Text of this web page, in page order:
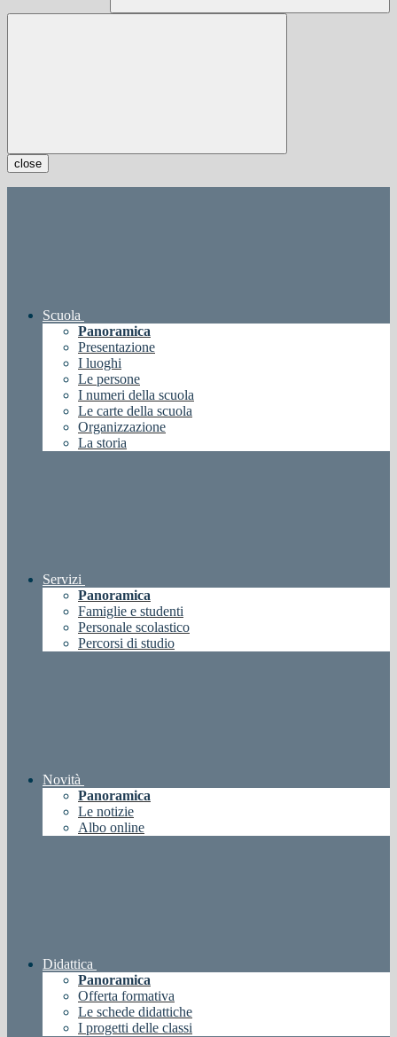
close
Scuola
Panoramica
Presentazione
I luoghi
Le persone
I numeri della scuola
Le carte della scuola
Organizzazione
La storia
Servizi
Panoramica
Famiglie e studenti
Personale scolastico
Percorsi di studio
Novità
Panoramica
Le notizie
Albo online
Didattica
Panoramica
Offerta formativa
Le schede didattiche
I progetti delle classi